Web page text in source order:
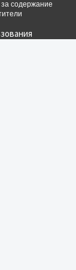
содержание